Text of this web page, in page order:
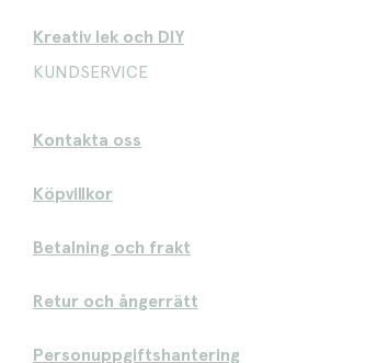
Kreativ lek och DIY
KUNDSERVICE
Kontakta oss
Köpvillkor
Betalning och frakt
Retur och ångerrätt
Personuppgiftshantering